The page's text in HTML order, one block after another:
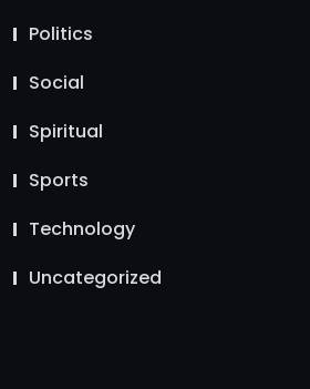
Politics
Social
Spiritual
Sports
Technology
Uncategorized